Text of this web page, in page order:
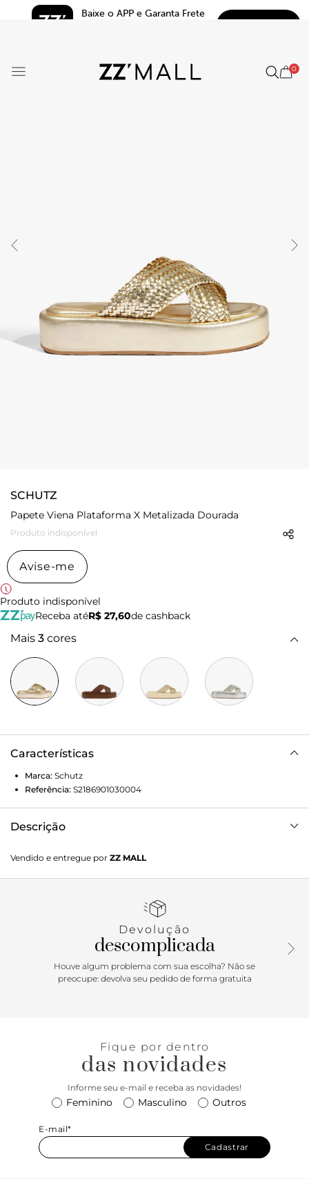
Baixe o APP e Garanta Frete
0
SCHUTZ
Papete Viena Plataforma X Metalizada Dourada
Produto indisponível
Avise-me
Produto indisponível
Receba atéR$ 27,60de cashback
Mais 3 cores
Características
Marca: Schutz
Referência: S2186901030004
Descrição
plataforma aposta em tiras trançadas que garantem textura
e sofisticação ao visual. A plataforma oferece mais conforto
moderno valoriza produções atuais e versáteis. Ideal para
Vendido e entregue por ZZ MALL
Devolução
descomplicada
Houve algum problema com sua escolha? Não se
preocupe: devolva seu pedido de forma gratuita
Fique por dentro
das novidades
Informe seu e-mail e receba as novidades!
Feminino Masculino Outros
E-mail*
Cadastrar